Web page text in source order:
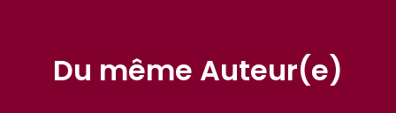
Du même Auteur(e)